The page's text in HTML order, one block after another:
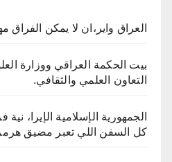
العراق واير،ان لا يمكن الفراق
بيت الحكمة العراقي ووزارة
التعاون العلمي والثقافي.
كل السفن اللي تعبر مضيق